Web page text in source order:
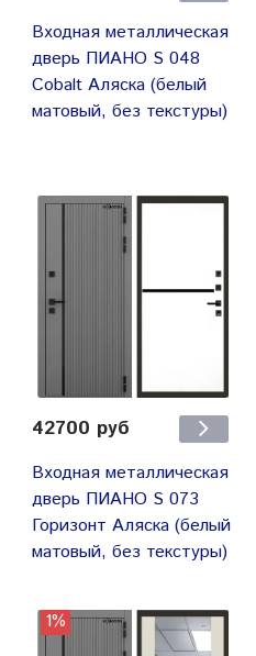
Входная металлическая
дверь ПИАНО S 048
Cobalt Аляска (белый
матовый, без текстуры)
42700 руб
Входная металлическая
дверь ПИАНО S 073
Горизонт Аляска (белый
матовый, без текстуры)
1%